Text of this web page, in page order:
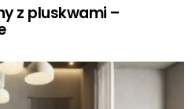
z pluskwami –